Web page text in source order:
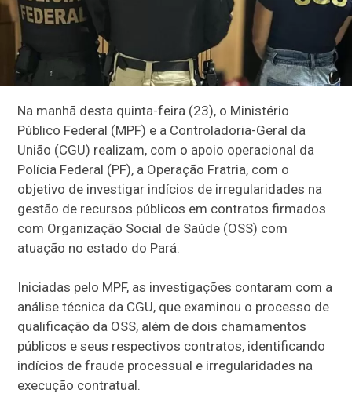
Na manhã desta quinta-feira (23), o Ministério
Público Federal (MPF) e a Controladoria-Geral da
União (CGU) realizam, com o apoio operacional da
Polícia Federal (PF), a Operação Fratria, com o
objetivo de investigar indícios de irregularidades na
gestão de recursos públicos em contratos firmados
com Organização Social de Saúde (OSS) com
atuação no estado do Pará.
Iniciadas pelo MPF, as investigações contaram com a
análise técnica da CGU, que examinou o processo de
qualificação da OSS, além de dois chamamentos
públicos e seus respectivos contratos, identificando
indícios de fraude processual e irregularidades na
execução contratual.